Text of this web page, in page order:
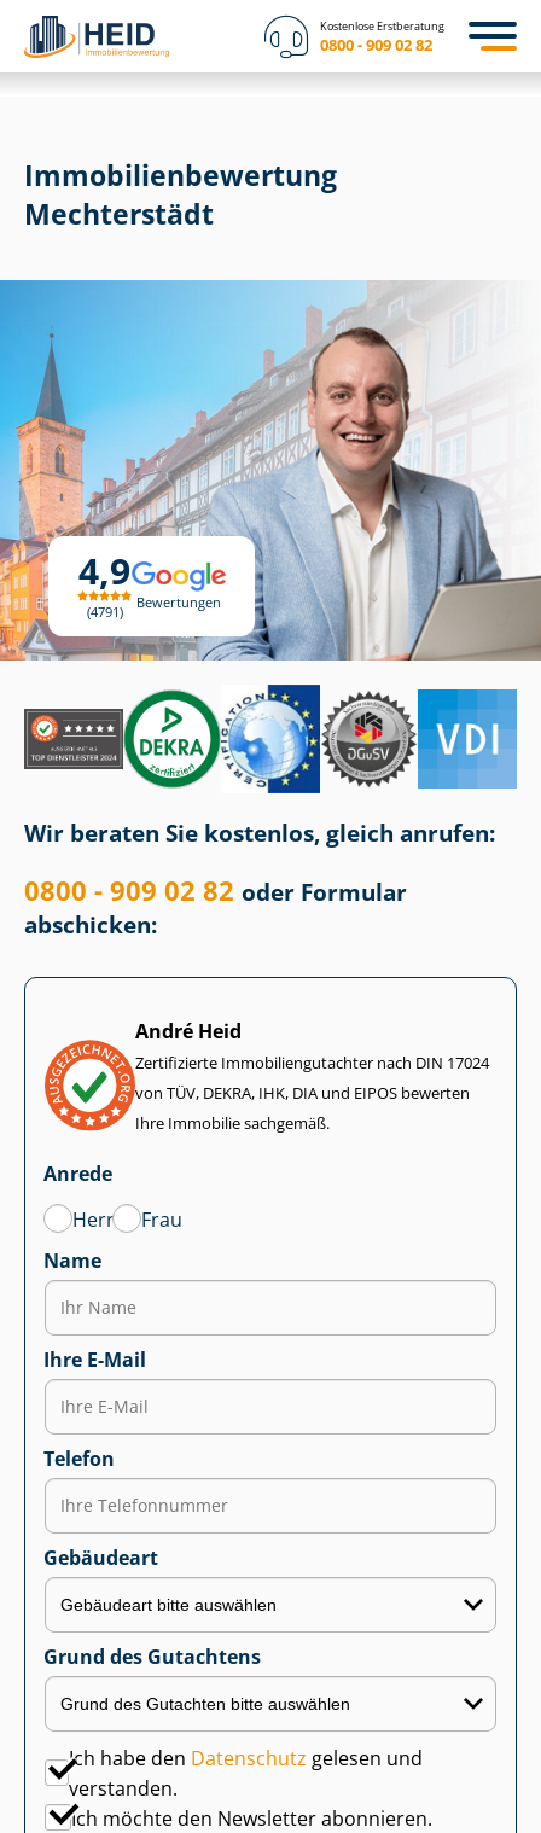
Kostenlose Erstberatung
0800 - 909 02 82
4,9
4791
Bewertungen
Immobilien­bewertung
Mechterstädt
Wir beraten Sie kostenlos, gleich anrufen:
0800 - 909 02 82 oder Formular
abschicken:
André Heid
Zertifizierte Im­mo­bi­li­en­gut­ach­ter nach DIN 17024
von TÜV, DEKRA, IHK, DIA und EIPOS bewerten
Ihre Immobilie sachgemäß.
Anrede
Herr
Frau
Name
Ihre E-Mail
Telefon
Gebäudeart
Grund des Gutachtens
Ich habe den Datenschutz gelesen und
verstanden.
Ich möchte den Newsletter abonnieren.